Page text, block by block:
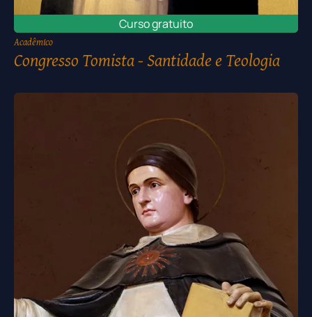
Curso gratuito
Acadêmico
Congresso Tomista - Santidade e Teologia